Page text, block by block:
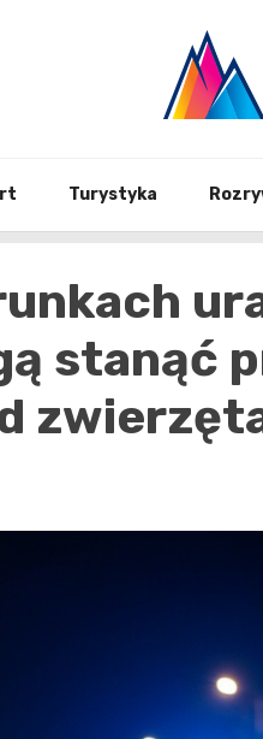
Turystyka
stanąć